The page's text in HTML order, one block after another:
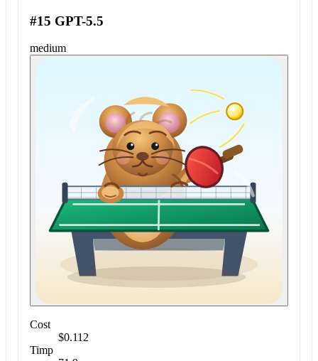
#15 GPT-5.5
medium
Cost
$0.112
Timp